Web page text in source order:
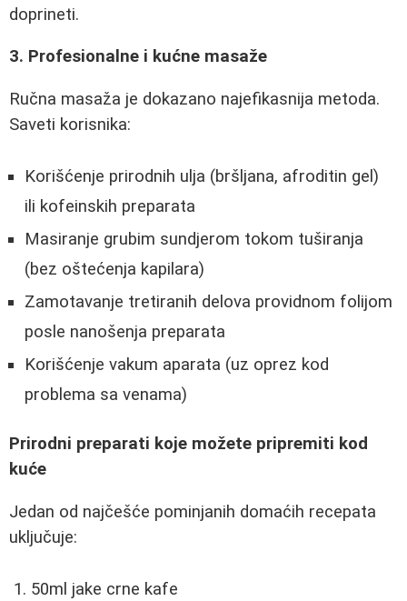
doprineti.
3. Profesionalne i kućne masaže
Ručna masaža je dokazano najefikasnija metoda.
Saveti korisnika:
Korišćenje prirodnih ulja (bršljana, afroditin gel)
ili kofeinskih preparata
Masiranje grubim sundjerom tokom tuširanja
(bez oštećenja kapilara)
Zamotavanje tretiranih delova providnom folijom
posle nanošenja preparata
Korišćenje vakum aparata (uz oprez kod
problema sa venama)
Prirodni preparati koje možete pripremiti kod
kuće
Jedan od najčešće pominjanih domaćih recepata
uključuje:
50ml jake crne kafe